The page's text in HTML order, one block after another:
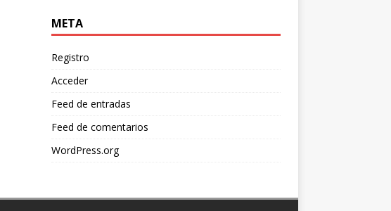
META
Registro
Acceder
Feed de entradas
Feed de comentarios
WordPress.org